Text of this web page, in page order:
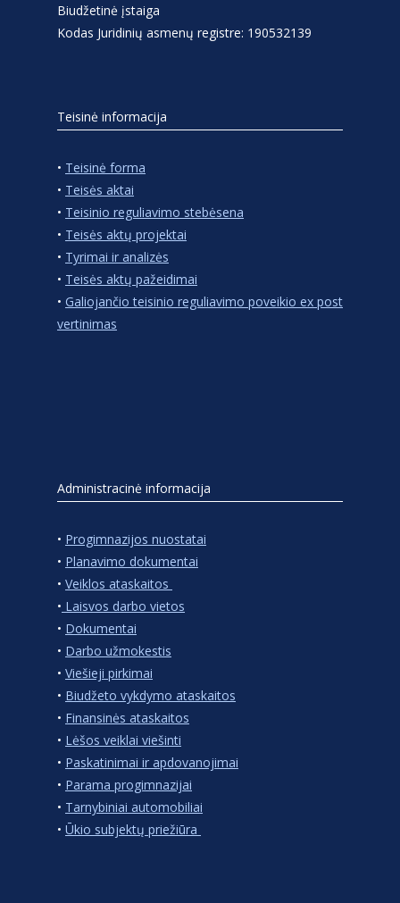
Biudžetinė įstaiga
Kodas Juridinių asmenų registre: 190532139
Teisinė informacija
• Teisinė forma
• Teisės aktai
• Teisinio reguliavimo stebėsena
• Teisės aktų projektai
• Tyrimai ir analizės
• Teisės aktų pažeidimai
• Galiojančio teisinio reguliavimo poveikio ex post
vertinimas
Administracinė informacija
• Progimnazijos nuostatai
• Planavimo dokumentai
• Veiklos ataskaitos
• Laisvos darbo vietos
• Dokumentai
• Darbo užmokestis
• Viešieji pirkimai
• Biudžeto vykdymo ataskaitos
• Finansinės ataskaitos
• Lėšos veiklai viešinti
• Paskatinimai ir apdovanojimai
• Parama progimnazijai
• Tarnybiniai automobiliai
• Ūkio subjektų priežiūra